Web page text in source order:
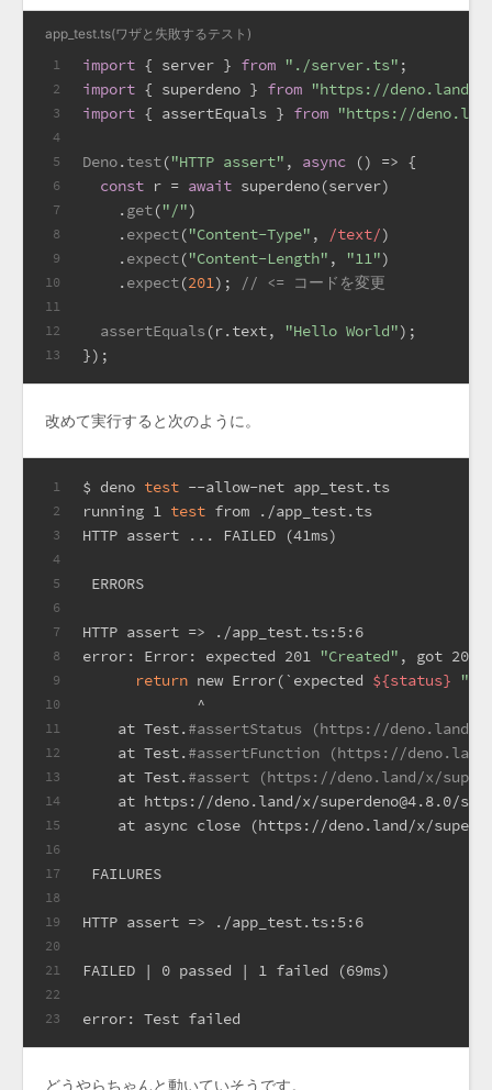
app_test.ts(ワザと失敗するテスト)
1
2
3
4
5
6
7
8
9
10
11
12
13
import { server } from "./server.ts" ;
import { superdeno } from "https://deno.land/x/
import { assertEquals } from "https://
Deno.test("HTTP assert" , async () => {
const r = await superdeno(server)
    .
get("/")
    .
expect("Content-Type" , /text/)
    .
expect("Content-Length" , "11")
    .
expect(201 ); // <= コードを変更
assertEquals (r.text, "Hello World");
});
改めて実行すると次のように。
1
2
3
4
5
6
7
8
9
10
11
12
13
14
15
16
17
18
19
20
21
22
23
$ deno test --allow-net app_test.ts
running 1 test from ./app_test.ts
HTTP assert ... FAILED (41ms)
ERRORS
HTTP assert => ./app_test.ts:5:6
error: Error: expected 201 "Created" , got 200
return new Error(`expected ${status} "
             ^
    at Test.
#assertStatus (https://deno.land/
    at Test.
#assertFunction (https://
    at Test.
#assert (https://deno.land/x/
at https://deno.land/x/superdeno@4.8.0/
at async close (https://deno.land/x/
FAILURES
HTTP assert => ./app_test.ts:5:6
FAILED | 0 passed | 1 failed (69ms)
error: Test failed
どうやらちゃんと動いていそうです。